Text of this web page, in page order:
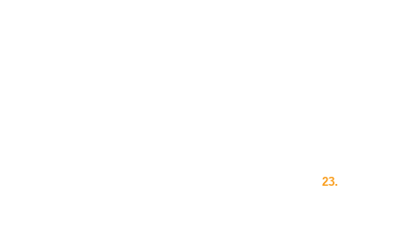
23.